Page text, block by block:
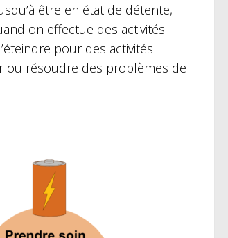
être en état de détente,
on effectue des activités
pour des activités
ou résoudre des problèmes de